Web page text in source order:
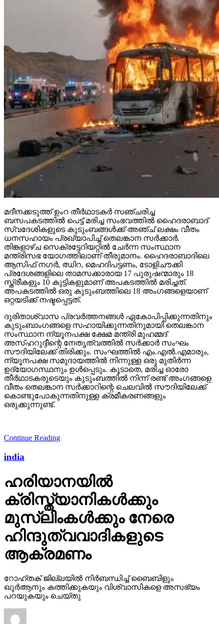
മദീനക്കടുത്ത് ഉംറ തീര്‍ഥാടകര്‍ സഞ്ചരിച്ച
ബസപകടത്തില്‍ പെട്ട് മരിച്ച സംഭവത്തില്‍ ഹൈദരാബാദ്
സ്വദേശികളുടെ കുടുംബങ്ങള്‍ക്ക് അഞ്ച് ലക്ഷം വീതം
ധനസഹായം പ്രഖ്യാപിച്ച് തെലങ്കാന സര്‍ക്കാര്‍.
തിങ്കളാഴ്ച സെക്രട്ടേറിയറ്റില്‍ ചേര്‍ന്ന സംസ്ഥാന
മന്ത്രിസഭ യോഗത്തിലാണ് തീരുമാനം. ഹൈദരാബാദിലെ
ആസിഫ് നഗര്‍, ഝിറ, മെഹദിപട്ടണം, ടോളിചൗക്കി
പ്രദേശങ്ങളിലെ താമസക്കാരായ 17 പുരുഷന്മാരും 18
സ്ത്രീകളും 10 കുട്ടികളുമാണ് അപകടത്തില്‍ മരിച്ചത്.
അപകടത്തില്‍ ഒരു കുടുംബത്തിലെ 18 അംഗങ്ങളെയാണ്
ഒറ്റയടിക്ക് നഷ്ടപ്പെട്ടത്.
ദുരിതാശ്വാസ പ്രവര്‍ത്തനങ്ങള്‍ ഏകോപിപ്പിക്കുന്നതിനും
കുടുംബാംഗങ്ങളെ സഹായിക്കുന്നതിനുമായി തെലങ്കാന
സംസ്ഥാന ന്യൂനപക്ഷ ക്ഷേമ മന്ത്രി മുഹമ്മദ്
അസ്ഹറുദ്ദീന്റെ നേതൃത്വത്തില്‍ സര്‍ക്കാര്‍ സംഘം
സൗദിയിലേക്ക് തിരിക്കും. സംഘത്തില്‍ എം.എല്‍.എമാരും,
ന്യൂനപക്ഷ സമുദായത്തില്‍ നിന്നുള്ള ഒരു മുതിര്‍ന്ന
ഉദ്യോഗസ്ഥനും ഉള്‍പ്പെടും. കൂടാതെ, മരിച്ച ഓരോ
തീര്‍ഥാടകരുടെയും കുടുംബത്തില്‍ നിന്ന് രണ്ട് അംഗങ്ങളെ
വീതം തെലങ്കാന സര്‍ക്കാറിന്റെ ചെലവില്‍ സൗദിയിലേക്ക്
കൊണ്ടുപോകുന്നതിനുള്ള ക്രമീകരണങ്ങളും
ഒരുക്കുന്നുണ്ട്.
Continue Reading
india
ഹരിയാനയില്‍
ക്രിസ്ത്യാനികള്‍ക്കും
മുസ്‌ലിംകള്‍ക്കും നേരെ
ഹിന്ദുത്വവാദികളുടെ
ആക്രമണം
റോഹ്തക് ജില്ലയില്‍ നിര്‍ബന്ധിച്ച് ബൈബിളും
ഖുര്‍ആനും കത്തിക്കുകയും വിശ്വാസികളെ അസഭ്യം
പറയുകയും ചെയ്തു